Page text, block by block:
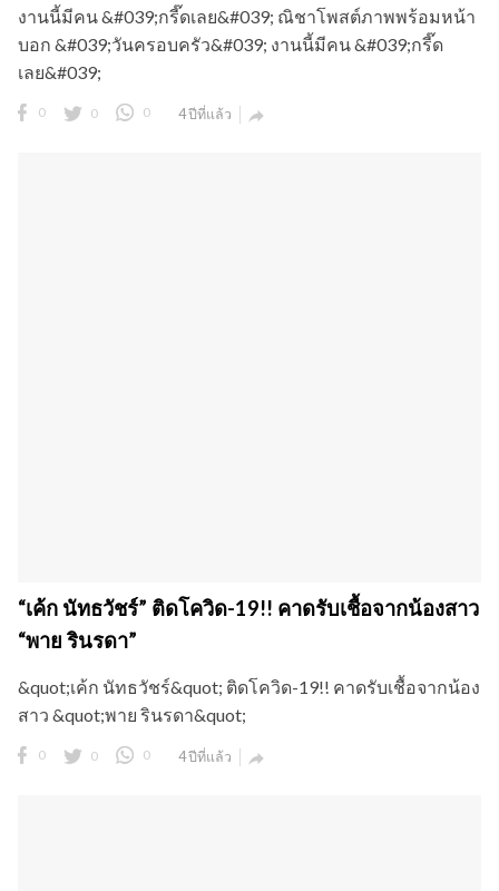
งานนี้มีคน &#039;กรี๊ดเลย&#039; ณิชาโพสต์ภาพพร้อมหน้า
บอก &#039;วันครอบครัว&#039; งานนี้มีคน &#039;กรี๊ด
เลย&#039;
0 0 0 4 ปีที่แล้ว 
“เค้ก นัทธวัชร์” ติดโควิด-19!! คาดรับเชื้อจากน้องสาว
“พาย รินรดา”
&quot;เค้ก นัทธวัชร์&quot; ติดโควิด-19!! คาดรับเชื้อจากน้อง
สาว &quot;พาย รินรดา&quot;
0 0 0 4 ปีที่แล้ว 